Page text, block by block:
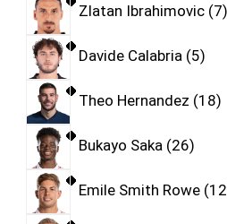
Zlatan Ibrahimovic 7
Davide Calabria 5
Theo Hernandez 18
Bukayo Saka 26
Emile Smith Rowe 12